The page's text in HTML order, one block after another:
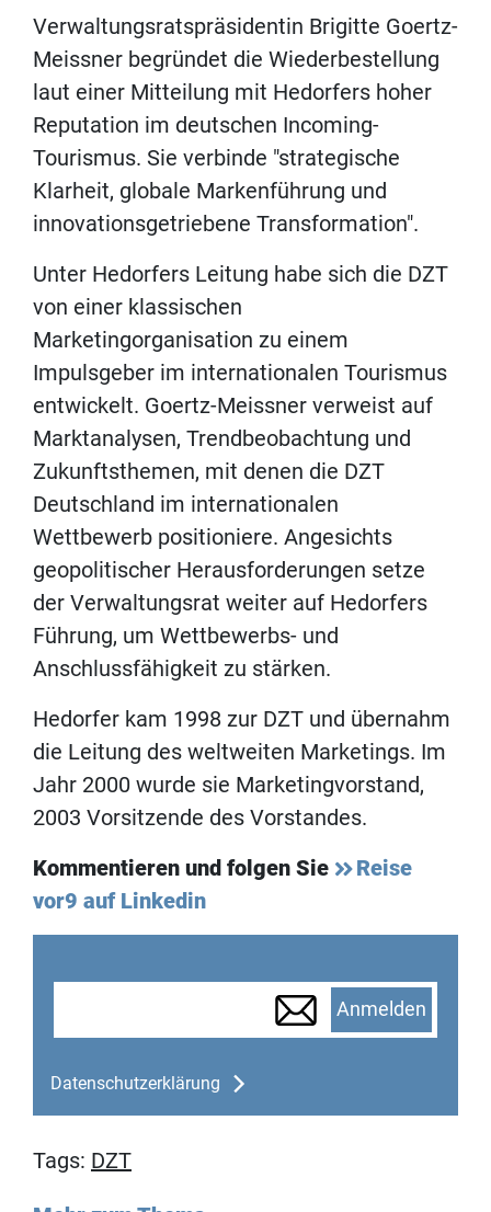
Verwaltungsratspräsidentin Brigitte Goertz-
Meissner begründet die Wiederbestellung
laut einer Mitteilung mit Hedorfers hoher
Reputation im deutschen Incoming-
Tourismus. Sie verbinde "strategische
Klarheit, globale Markenführung und
innovationsgetriebene Transformation".
Unter Hedorfers Leitung habe sich die DZT
von einer klassischen
Marketingorganisation zu einem
Impulsgeber im internationalen Tourismus
entwickelt. Goertz-Meissner verweist auf
Marktanalysen, Trendbeobachtung und
Zukunftsthemen, mit denen die DZT
Deutschland im internationalen
Wettbewerb positioniere. Angesichts
geopolitischer Herausforderungen setze
der Verwaltungsrat weiter auf Hedorfers
Führung, um Wettbewerbs- und
Anschlussfähigkeit zu stärken.
Hedorfer kam 1998 zur DZT und übernahm
die Leitung des weltweiten Marketings. Im
Jahr 2000 wurde sie Marketingvorstand,
2003 Vorsitzende des Vorstandes.
Kommentieren und folgen Sie
Reise
vor9 auf Linkedin
Anmelden
Datenschutzerklärung
Tags: DZT